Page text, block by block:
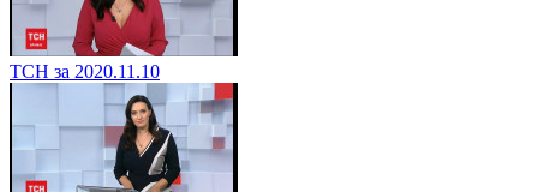
ТСН за 2020.11.10